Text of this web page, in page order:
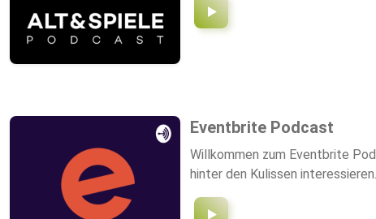
Eventbrite Podcast
Willkommen zum Eventbrite
hinter den Kulissen interessieren.